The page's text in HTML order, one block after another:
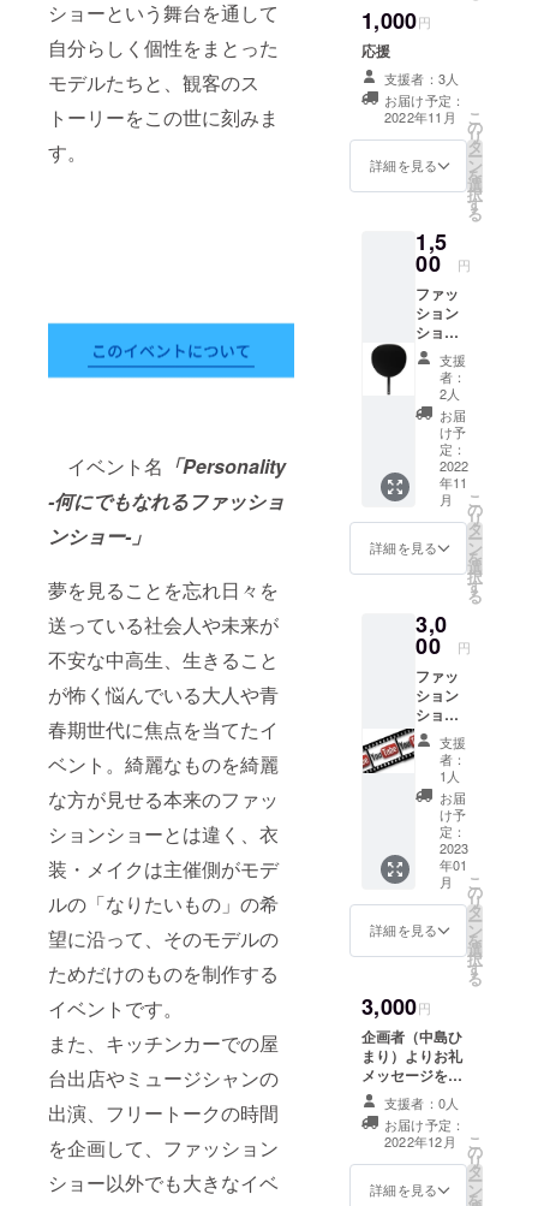
ショーという舞台を通して
自分らしく個性をまとった
モデルたちと、観客のス
トーリーをこの世に刻みま
す。
イベント名 「Personality
-何にでもなれるファッショ
ンショー-」
夢を見ることを忘れ日々を
送っている社会人や未来が
不安な中高生、生きること
が怖く悩んでいる大人や青
春期世代に焦点を当てたイ
ベント。綺麗なものを綺麗
な方が見せる本来のファッ
ションショーとは違く、衣
装・メイクは主催側がモデ
ルの「なりたいもの」の希
望に沿って、そのモデルの
ためだけのものを制作する
イベントです。
また、キッチンカーでの屋
台出店やミュージシャンの
出演、フリートークの時間
を企画して、ファッション
ショー以外でも大きなイベ
もありませ
ん。みんな
違ってみん
ないい。こ
れは、人だ
けではな
く、人が携
わるもの、
も共通して
いると思い
ます。夢、
アート、思
考、ファッ
ション、メ
イク、スタ
イル。これ
らにも通ず
るものがあ
1,000円
応援
支援者：3人
お届け予定：
2022年11月
詳細を見る
こ
の
リ
タ
ー
ン
を
選
択
す
る
1,5
00 円
ファッ
ション
ショー
記念応
援うち
わ（税
込１,５
００
円） ※
デザイ
ンの方
は未定
です。
支援
者：
2人
お届
け予
定：
2022
年11
月
詳細を見る
こ
の
リ
タ
ー
ン
を
選
択
す
る
3,0
00 円
ファッ
ション
ショー
舞台裏
ドキュ
メンタ
リー
（限定
先行公
開） ※
リター
ン購入
者に先
行でお
見せい
たしま
支援
者：
1人
お届
け予
定：
2023
年01
月
詳細を見る
こ
の
リ
タ
ー
ン
を
選
択
す
る
3,000円
企画者（中島ひ
まり）よりお礼
メッセージをお
送りいたしま
す。支援者：0人
お届け予定：
2022年12月
詳細を見る
こ
の
リ
タ
ー
ン
を